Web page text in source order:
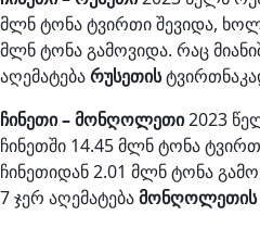
მლნ ტონა ტვირთი შევიდა,
მლნ ტონა გამოვიდა. რაც
აღემატებარუსეთის
ჩინეთი – მონღოლეთი2023
ჩინეთში 14.45 მლნ ტონა
ჩინეთიდან 2.01 მლნ ტონა
7 ჯერ აღემატებამონღოლეთის